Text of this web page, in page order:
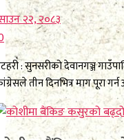
२२, २०८३
: सुनसरीको देवानगञ्ज
तीन दिनभित्र माग पूरा